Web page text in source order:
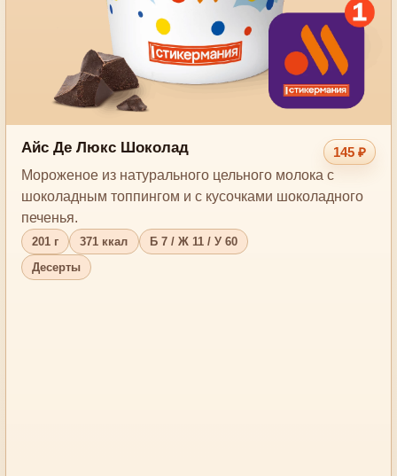
Айс Де Люкс Шоколад
145 ₽
Мороженое из натурального цельного молока с
шоколадным топпингом и c кусочками шоколадного
печенья.
201 г 371 ккал
Б 7 / Ж 11 / У 60
Десерты